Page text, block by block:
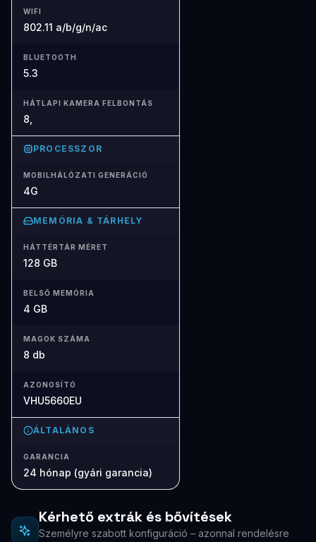
WIFI
802.11 a/b/g/n/ac
BLUETOOTH
5.3
HÁTLAPI KAMERA FELBONTÁS
8,
PROCESSZOR
MOBILHÁLÓZATI GENERÁCIÓ
4G
MEMÓRIA & TÁRHELY
HÁTTÉRTÁR MÉRET
128 GB
BELSŐ MEMÓRIA
4 GB
MAGOK SZÁMA
8 db
AZONOSÍTÓ
VHU5660EU
ÁLTALÁNOS
GARANCIA
24 hónap (gyári garancia)
Kérhető extrák és bővítések
Személyre szabott konfiguráció – azonnal rendelésre